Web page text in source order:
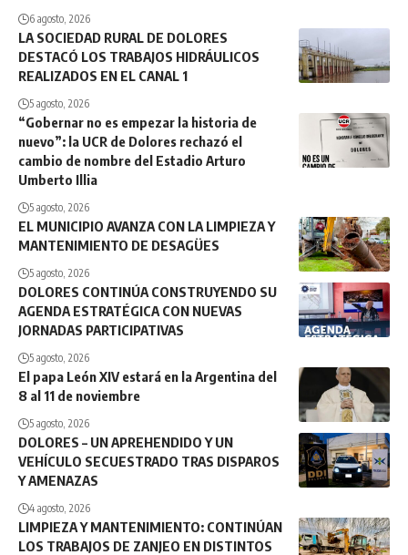
6 agosto, 2026
LA SOCIEDAD RURAL DE DOLORES
DESTACÓ LOS TRABAJOS HIDRÁULICOS
REALIZADOS EN EL CANAL 1
5 agosto, 2026
“Gobernar no es empezar la historia de
nuevo”: la UCR de Dolores rechazó el
cambio de nombre del Estadio Arturo
Umberto Illia
5 agosto, 2026
EL MUNICIPIO AVANZA CON LA LIMPIEZA Y
MANTENIMIENTO DE DESAGÜES
5 agosto, 2026
DOLORES CONTINÚA CONSTRUYENDO SU
AGENDA ESTRATÉGICA CON NUEVAS
JORNADAS PARTICIPATIVAS
5 agosto, 2026
El papa León XIV estará en la Argentina del
8 al 11 de noviembre
5 agosto, 2026
DOLORES – UN APREHENDIDO Y UN
VEHÍCULO SECUESTRADO TRAS DISPAROS
Y AMENAZAS
4 agosto, 2026
LIMPIEZA Y MANTENIMIENTO: CONTINÚAN
LOS TRABAJOS DE ZANJEO EN DISTINTOS